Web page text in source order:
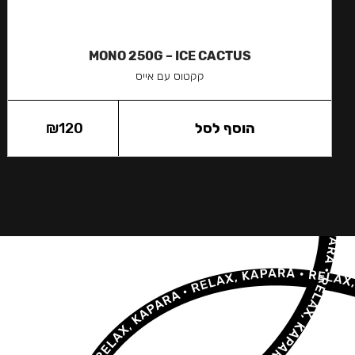
MONO 250G – ICE CACTUS
קקטוס עם אייס
₪120 הוסף לסל